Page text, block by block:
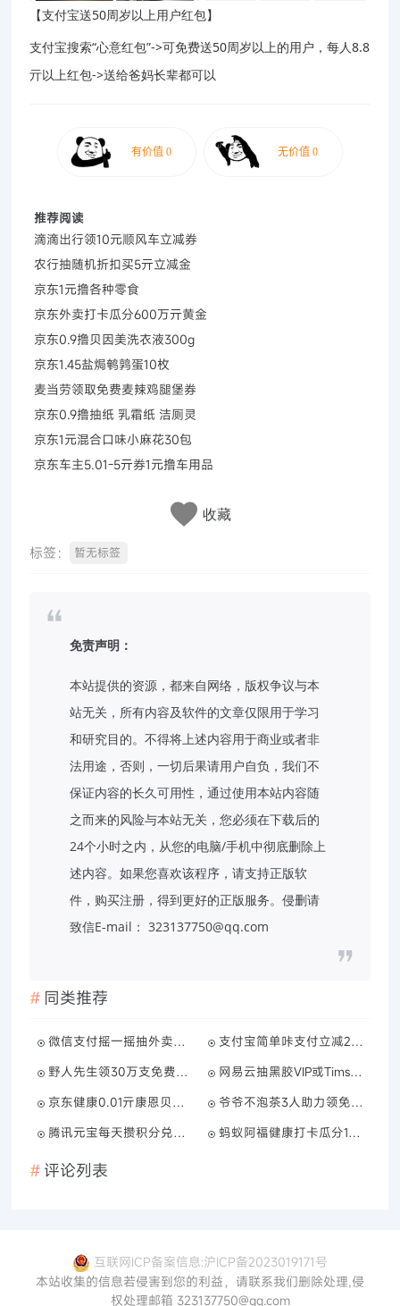
【支付宝送50周岁以上用户红包】
支付宝搜索“心意红包”->可免费送50周岁以上的用户，每人8.8
亓以上红包->送给爸妈长辈都可以
推荐阅读
滴滴出行领10元顺风车立减券
农行抽随机折扣买5亓立减金
京东1元撸各种零食
京东外卖打卡瓜分600万亓黄金
京东0.9撸贝因美洗衣液300g
京东1.45盐焗鹌鹑蛋10枚
麦当劳领取免费麦辣鸡腿堡券
京东0.9撸抽纸 乳霜纸 洁厕灵
京东1元混合口味小麻花30包
京东车主5.01-5亓券1元撸车用品
收藏
标签： 暂无标签
免责声明：
本站提供的资源，都来自网络，版权争议与本
站无关，所有内容及软件的文章仅限用于学习
和研究目的。不得将上述内容用于商业或者非
法用途，否则，一切后果请用户自负，我们不
保证内容的长久可用性，通过使用本站内容随
之而来的风险与本站无关，您必须在下载后的
24个小时之内，从您的电脑/手机中彻底删除上
述内容。如果您喜欢该程序，请支持正版软
件，购买注册，得到更好的正版服务。侵删请
致信E-mail： 323137750@qq.com
同类推荐
微信支付摇一摇抽外卖立减券
支付宝简单咔支付立减2~9亓
野人先生领30万支免费冰淇淋
网易云抽黑胶VIP或Tims免单券
京东健康0.01亓康恩贝泡腾片
爷爷不泡茶3人助力领免单券
腾讯元宝每天攒积分兑话费券
蚂蚁阿福健康打卡瓜分10万亓
评论列表
互联网ICP备案信息:沪ICP备2023019171号
本站收集的信息若侵害到您的利益，请联系我们删除处理,侵
权处理邮箱 323137750@qq.com